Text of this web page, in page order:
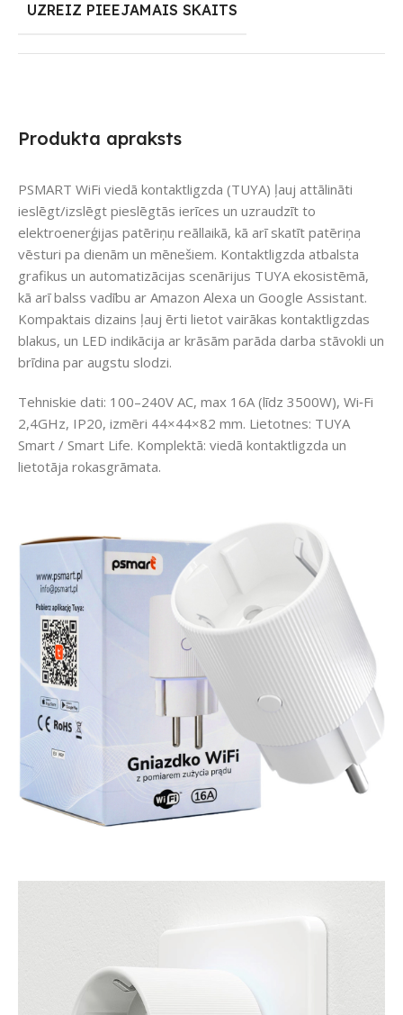
Produkta apraksts
PSMART WiFi viedā kontaktligzda (TUYA) ļauj attālināti
ieslēgt/izslēgt pieslēgtās ierīces un uzraudzīt to
elektroenerģijas patēriņu reāllaikā, kā arī skatīt patēriņa
vēsturi pa dienām un mēnešiem. Kontaktligzda atbalsta
grafikus un automatizācijas scenārijus TUYA ekosistēmā,
kā arī balss vadību ar Amazon Alexa un Google Assistant.
Kompaktais dizains ļauj ērti lietot vairākas kontaktligzdas
blakus, un LED indikācija ar krāsām parāda darba stāvokli un
brīdina par augstu slodzi.
Tehniskie dati: 100–240V AC, max 16A (līdz 3500W), Wi‑Fi
2,4GHz, IP20, izmēri 44×44×82 mm. Lietotnes: TUYA
Smart / Smart Life. Komplektā: viedā kontaktligzda un
lietotāja rokasgrāmata.
UZREIZ PIEEJAMAIS SKAITS